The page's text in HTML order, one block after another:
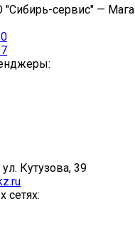
сервис" —
Кутузова, 39
сетях: